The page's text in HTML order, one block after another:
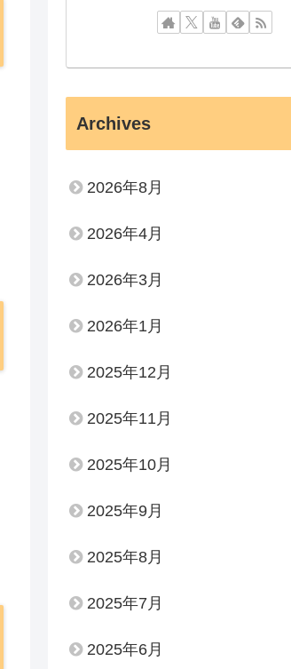
Archives
2026年8月
2026年4月
2026年3月
2026年1月
2025年12月
2025年11月
2025年10月
2025年9月
2025年8月
2025年7月
2025年6月